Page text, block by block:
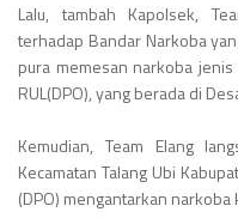
Lalu, tambah Kapolsek,
terhadap Bandar Narkoba
pura memesan narkoba
RUL(DPO), yang berada di
Kemudian, Team Elang
Kecamatan Talang Ubi
(DPO) mengantarkan narkoba